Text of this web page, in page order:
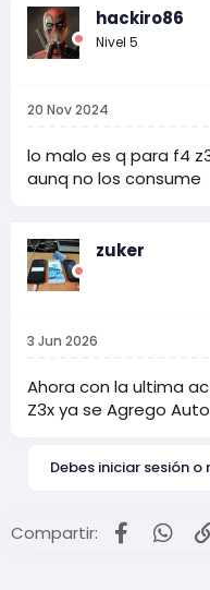
hackiro86
Nivel 5
20 Nov 2024
lo malo es q para f4
aunq no los consume
zuker
3 Jun 2026
Ahora con la ultima
Z3x ya se Agrego
Debes iniciar sesión
Compartir: